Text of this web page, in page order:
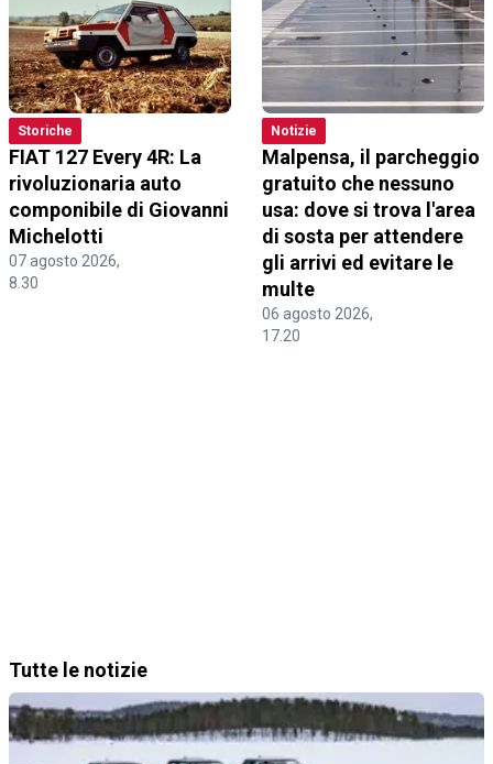
Storiche
FIAT 127 Every 4R: La
rivoluzionaria auto
componibile di Giovanni
Michelotti
07 agosto 2026,
8.30
Notizie
Malpensa, il parcheggio
gratuito che nessuno
usa: dove si trova l'area
di sosta per attendere
gli arrivi ed evitare le
multe
06 agosto 2026,
17.20
Tutte le notizie